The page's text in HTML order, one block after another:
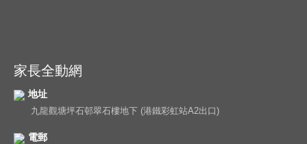
家長全動網
地址
九龍觀塘坪石邨翠石樓地下 (港鐵彩虹站A2出口)
電郵